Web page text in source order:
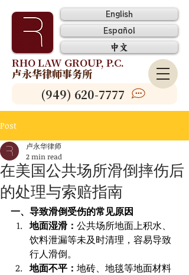
RHO LAW GROUP, P.C.
卢永华律师事务所
(949) 620-7777
English
Español
中文
Post
在美国公共场所滑倒摔伤后
的处理与索赔指南
卢永华律师
2 min read
一、导致滑倒受伤的常见原因
地面湿滑： 公共场所地面上积水、
饮料泄漏等未及时清理，容易导致
行人滑倒。
地面不平： 地砖、地毯等地面材料